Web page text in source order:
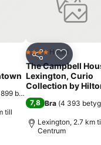
i Mina Favoriter
betyg
till
Dela Lägg till
4 StjärnorHotell
The Campbell
Lexington, Curio
Collection by
7,8 Bra (4 393 betyg
Lexington, 2.7 km
Centrum